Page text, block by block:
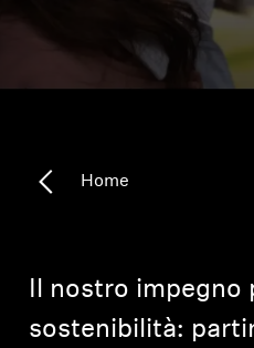
Ricambi e accessori per cuffie
Udito per categoria
Risorse per l'udito
Home
Il nostro impegno
sostenibilità: